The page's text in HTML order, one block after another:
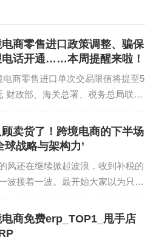
记账，合规报税）
握香港业务经营状况）
港+全球知识产权布局）
击菜单栏【咨询预约】，或
我们将安排专业顾问1对1对
商零售进口政策调整、骗保
电话开通……本周提醒来啦！
电商零售进口单次交易限值将提至5
财政部、海关总署、税务总局联合
高享受税收优惠政策的商品限额上
大清单范围。通知自2019年1月1
卖货了！跨境电商的下半场
球战略与架构力’
风还在继续掀起波浪，收到补税的
波接着一波。最开始大家以为只是
的严打，跨境业务更核心的问题在
拷问着：合规之后，我们的跨境业
电商免费erp_TOP1_甩手店